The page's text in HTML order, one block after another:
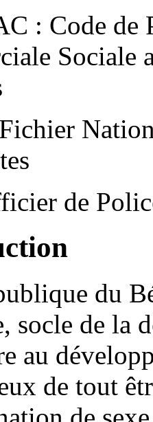
: Code de
Sociale
de
du
socle de la
au
de tout